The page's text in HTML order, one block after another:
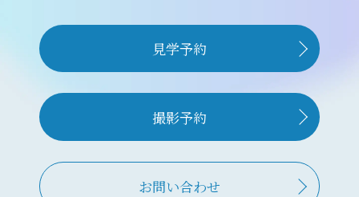
見学予約
撮影予約
お問い合わせ